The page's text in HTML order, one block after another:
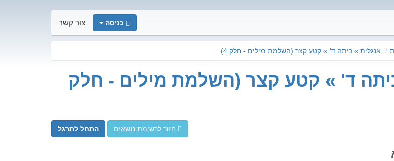
כניסה צור קשר
אנגלית » כיתה ד' » קטע קצר (השלמת מילים - חלק 4)
ד' » קטע קצר (השלמת מילים - חלק
חזור לרשימת נושאים התחל לתרגל